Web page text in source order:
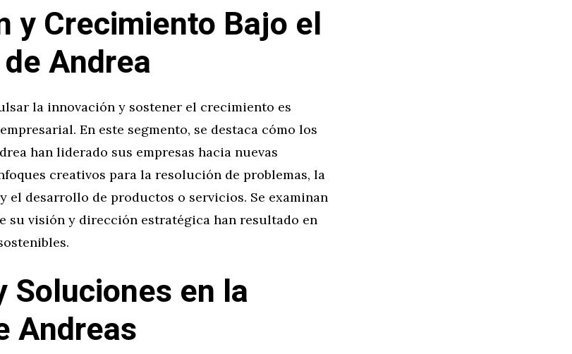
y Crecimiento Bajo el
Andrea
la innovación y sostener el crecimiento es
En este segmento, se destaca cómo los
han liderado sus empresas hacia nuevas
creativos para la resolución de problemas, la
el desarrollo de productos o servicios. Se examinan
su visión y dirección estratégica han resultado en
Soluciones en la
Andreas